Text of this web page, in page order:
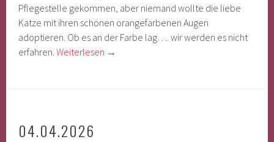
Pflegestelle gekommen, aber niemand wollte die liebe
Katze mit ihren schönen orangefarbenen Augen
adoptieren. Ob es an der Farbe lag…. wir werden es nicht
erfahren.Weiterlesen →
04.04.2026